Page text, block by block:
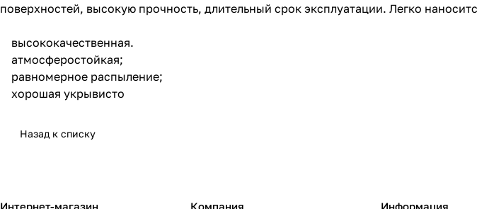
поверхностей, высокую прочность, длительный срок эксплуатации. Легко
высококачественная.
атмосферостойкая;
равномерное распыление;
хорошая укрывисто
Назад к списку
Интернет-магазин Компания Информация